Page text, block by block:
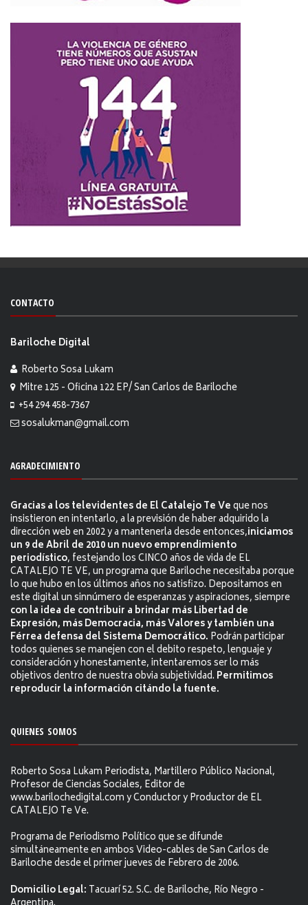
CONTACTO
Bariloche Digital
Roberto Sosa Lukam
Mitre 125 - Oficina 122 EP/ San Carlos de Bariloche
+54 294 458-7367
sosalukman@gmail.com
AGRADECIMIENTO
Gracias a los televidentes de El Catalejo Te Veque nos
insistieron en intentarlo, a la previsión de haber adquirido la
dirección web en 2002 y a mantenerla desde entonces,iniciamos
un 9 de Abril de 2010 un nuevo emprendimiento
periodístico, festejando los CINCO años de vida de EL
CATALEJO TE VE, un programa que Bariloche necesitaba porque
lo que hubo en los últimos años no satisfizo. Depositamos en
este digital un sinnúmero de esperanzas y aspiraciones, siempre
con la idea de contribuir a brindar más Libertad de
Expresión, más Democracia, más Valores y también una
Férrea defensa del Sistema Democrático. Podrán participar
todos quienes se manejen con el debito respeto, lenguaje y
consideración y honestamente, intentaremos ser lo más
objetivos dentro de nuestra obvia subjetividad. Permitimos
reproducir la información citándo la fuente.
QUIENES SOMOS
Roberto Sosa Lukam Periodista, Martillero Público Nacional,
Profesor de Ciencias Sociales, Editor de
www.barilochedigital.com y Conductor y Productor de EL
CATALEJO Te Ve.
Programa de Periodismo Político que se difunde
simultáneamente en ambos Video-cables de San Carlos de
Bariloche desde el primer jueves de Febrero de 2006.
Domicilio Legal: Tacuarí 52. S.C. de Bariloche, Río Negro -